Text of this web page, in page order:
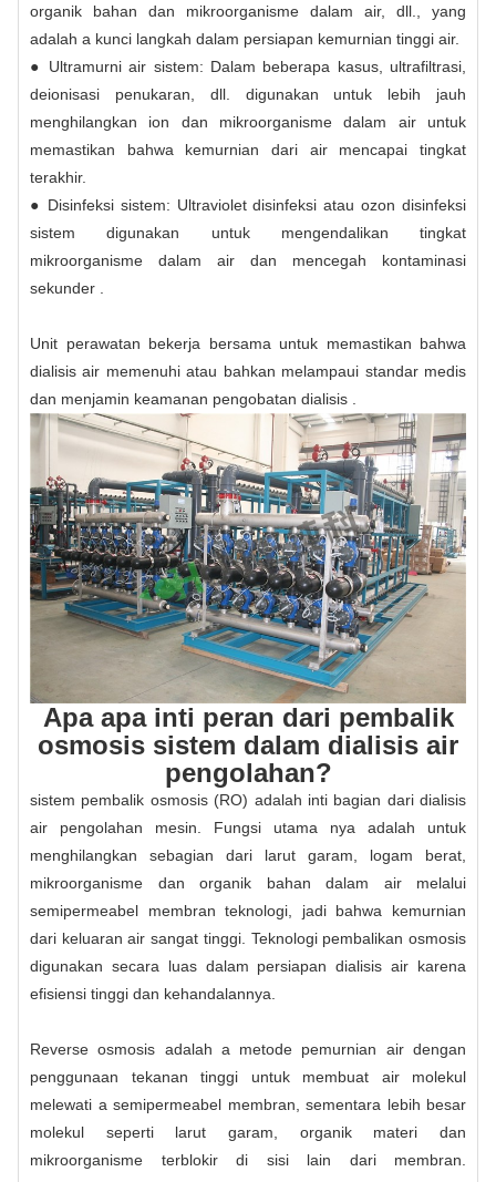
organik bahan dan mikroorganisme dalam air, dll., yang
adalah a kunci langkah dalam persiapan kemurnian tinggi air.
● Ultramurni air sistem: Dalam beberapa kasus, ultrafiltrasi,
deionisasi penukaran, dll. digunakan untuk lebih jauh
menghilangkan ion dan mikroorganisme dalam air untuk
memastikan bahwa kemurnian dari air mencapai tingkat
terakhir.
● Disinfeksi sistem: Ultraviolet disinfeksi atau ozon disinfeksi
sistem digunakan untuk mengendalikan tingkat
mikroorganisme dalam air dan mencegah kontaminasi
sekunder .
Unit perawatan bekerja bersama untuk memastikan bahwa
dialisis air memenuhi atau bahkan melampaui standar medis
dan menjamin keamanan pengobatan dialisis .
Apa apa inti peran dari pembalik
osmosis sistem dalam dialisis air
pengolahan?
sistem pembalik osmosis (RO) adalah inti bagian dari dialisis
air pengolahan mesin. Fungsi utama nya adalah untuk
menghilangkan sebagian dari larut garam, logam berat,
mikroorganisme dan organik bahan dalam air melalui
semipermeabel membran teknologi, jadi bahwa kemurnian
dari keluaran air sangat tinggi. Teknologi pembalikan osmosis
digunakan secara luas dalam persiapan dialisis air karena
efisiensi tinggi dan kehandalannya.
Reverse osmosis adalah a metode pemurnian air dengan
penggunaan tekanan tinggi untuk membuat air molekul
melewati a semipermeabel membran, sementara lebih besar
molekul seperti larut garam, organik materi dan
mikroorganisme terblokir di sisi lain dari membran.